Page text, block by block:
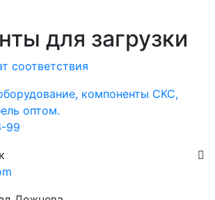
для загрузки
соответствия
99